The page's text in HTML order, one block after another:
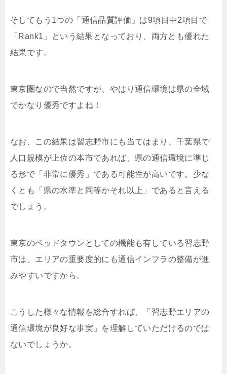
そしてもう1つの「通信品質評価」は9項目中2項目で
「Rank1」という結果となっており、両方とも優れた
結果です。
東京圏なので当然ですが、やはり通信環境は県の全域
でかなり優秀ですよね！
なお、この結果は習志野市にも当てはまり、千葉県で
人口規模が上位の本市であれば、県の通信環境に準じ
る形で「非常に優秀」である可能性が高いです。少な
くとも「県の水準と同等かそれ以上」であると言える
でしょう。
東京のベッドタウンとしての機能も有している習志野
市は、エリアの重要度的にも通信インフラの整備が進
みやすいですから。
こうした様々な情報を総合すれば、「習志野エリアの
通信環境が良好な事実」を理解していただけるのでは
ないでしょうか。